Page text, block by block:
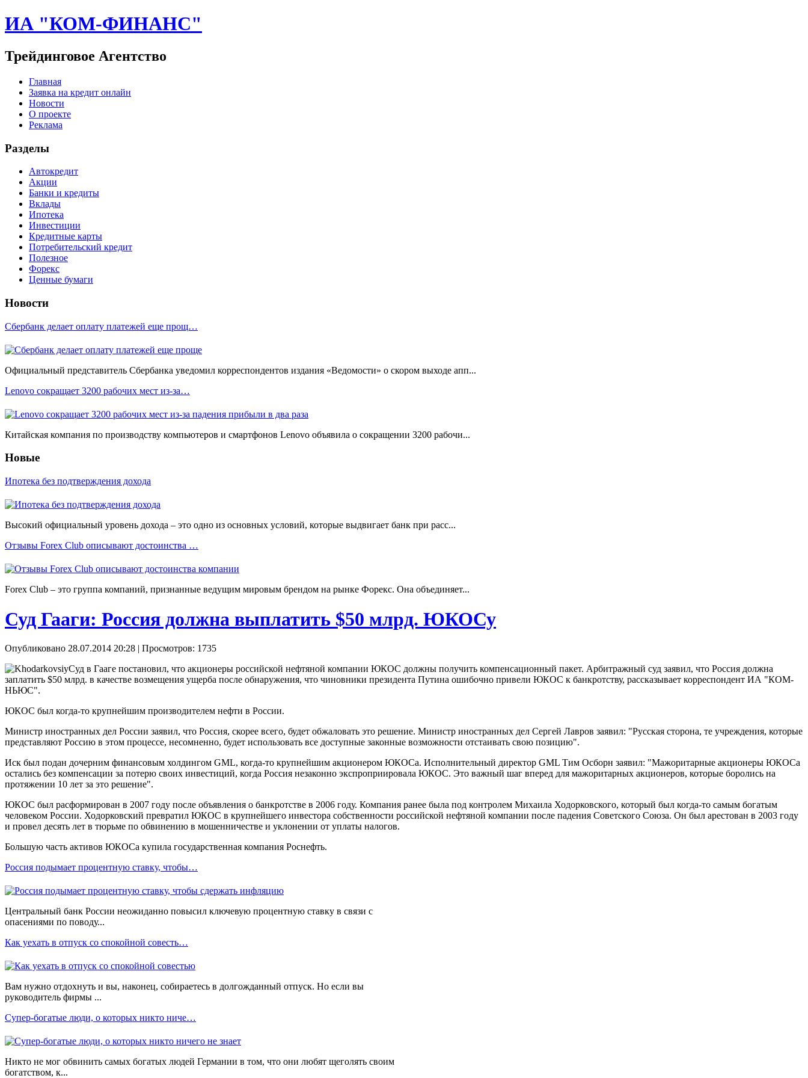
ИА "КОМ-ФИНАНС"
Трейдинговое Агентство
Главная
Заявка на кредит онлайн
Новости
О проекте
Реклама
Разделы
Автокредит
Акции
Банки и кредиты
Вклады
Ипотека
Инвестиции
Кредитные карты
Потребительский кредит
Полезное
Форекс
Ценные бумаги
Новости
Сбербанк делает оплату платежей еще прощ…
Официальный представитель Сбербанка уведомил корреспондентов издания «Ведомости» о скором выходе апп...
Lenovo сокращает 3200 рабочих мест из-за…
Китайская компания по производству компьютеров и смартфонов Lenovo объявила о сокращении 3200 рабочи...
Новые
Ипотека без подтверждения дохода
Высокий официальный уровень дохода – это одно из основных условий, которые выдвигает банк при расс...
Отзывы Forex Сlub описывают достоинства …
Forex Сlub – это группа компаний, признанные ведущим мировым брендом на рынке Форекс. Она объединяет...
Суд Гааги: Россия должна выплатить $50 млрд. ЮКОСу
Опубликовано 28.07.2014 20:28 | Просмотров: 1735
Суд в Гааге постановил, что акционеры российской нефтяной компании ЮКОС должны получить компенсационный пакет. Арбитражный суд заявил, что Россия должна
заплатить $50 млрд. в качестве возмещения ущерба после обнаружения, что чиновники президента Путина ошибочно привели ЮКОС к банкротству, рассказывает корреспондент ИА "КОМ-
НЬЮС".
ЮКОС был когда-то крупнейшим производителем нефти в России.
Министр иностранных дел России заявил, что Россия, скорее всего, будет обжаловать это решение. Министр иностранных дел Сергей Лавров заявил: "Русская сторона, те учреждения, которые
представляют Россию в этом процессе, несомненно, будет использовать все доступные законные возможности отстаивать свою позицию".
Иск был подан дочерним финансовым холдингом GML, когда-то крупнейшим акционером ЮКОСа. Исполнительный директор GML Тим Осборн заявил: "Мажоритарные акционеры ЮКОСа
остались без компенсации за потерю своих инвестиций, когда Россия незаконно экспроприировала ЮКОС. Это важный шаг вперед для мажоритарных акционеров, которые боролись на
протяжении 10 лет за это решение".
ЮКОС был расформирован в 2007 году после объявления о банкротстве в 2006 году. Компания ранее была под контролем Михаила Ходорковского, который был когда-то самым богатым
человеком России. Ходорковский превратил ЮКОС в крупнейшего инвестора собственности российской нефтяной компании после падения Советского Союза. Он был арестован в 2003 году
и провел десять лет в тюрьме по обвинению в мошенничестве и уклонении от уплаты налогов.
Большую часть активов ЮКОСа купила государственная компания Роснефть.
Россия подымает процентную ставку, чтобы…
Центральный банк России неожиданно повысил ключевую процентную ставку в связи с
опасениями по поводу...
Как уехать в отпуск со спокойной совесть…
Вам нужно отдохнуть и вы, наконец, собираетесь в долгожданный отпуск. Но если вы
руководитель фирмы ...
Супер-богатые люди, о которых никто ниче…
Никто не мог обвинить самых богатых людей Германии в том, что они любят щеголять своим
богатством, к...